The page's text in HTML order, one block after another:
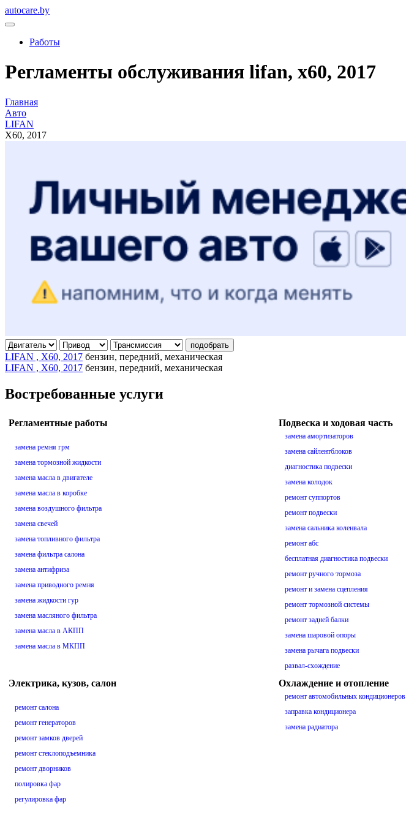
autocare.by
Работы
Регламенты обслуживания lifan, x60, 2017
Главная
Авто
LIFAN
X60, 2017
подобрать
LIFAN , X60, 2017 бензин, передний, механическая
LIFAN , X60, 2017 бензин, передний, механическая
Востребованные услуги
Регламентные работы
замена ремня грм
замена тормозной жидкости
замена масла в двигателе
замена масла в коробке
замена воздушного фильтра
замена свечей
замена топливного фильтра
замена фильтра салона
замена антифриза
замена приводного ремня
замена жидкости гур
замена масляного фильтра
замена масла в АКПП
замена масла в МКПП
Подвеска и ходовая часть
замена амортизаторов
замена сайлентблоков
диагностика подвески
замена колодок
ремонт суппортов
ремонт подвески
замена сальника коленвала
ремонт абс
бесплатная диагностика подвески
ремонт ручного тормоза
ремонт и замена сцепления
ремонт тормозной системы
ремонт задней балки
замена шаровой опоры
замена рычага подвески
развал-схождение
Электрика, кузов, салон
ремонт салона
ремонт генераторов
ремонт замков дверей
ремонт стеклоподъемника
ремонт дворников
полировка фар
регулировка фар
Охлаждение и отопление
ремонт автомобильных кондиционеров
заправка кондиционера
замена радиатора